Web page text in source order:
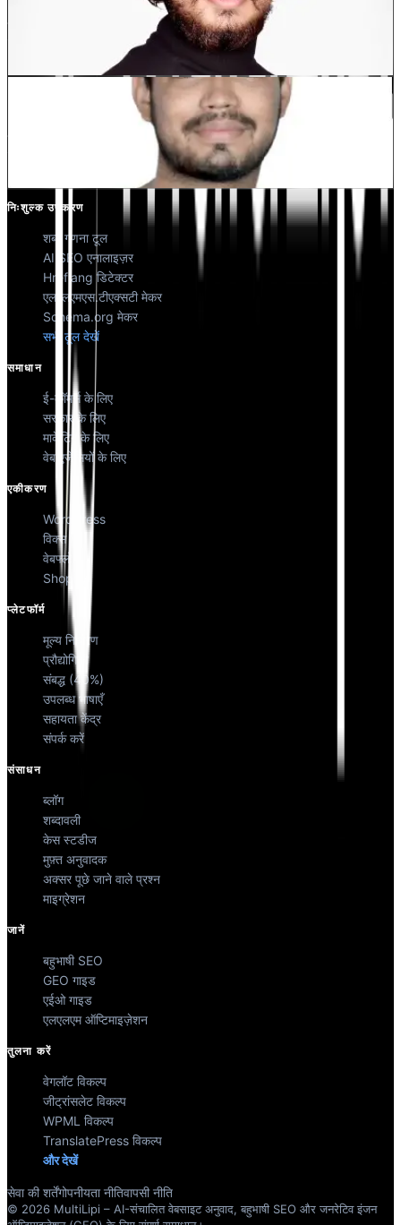
निःशुल्क उपकरण
शब्द गणना टूल
AI SEO एनालाइज़र
Hreflang डिटेक्टर
एलएलएमएस.टीएक्सटी मेकर
Schema.org मेकर
सभी टूल देखें
समाधान
ई-कॉमर्स के लिए
सरकार के लिए
मार्केटिंग के लिए
वेब एजेंसियों के लिए
एकीकरण
WordPress
विक्स
वेबफ्लो
Shopify
प्लेटफॉर्म
मूल्य निर्धारण
प्रौद्योगिकी
संबद्ध (40%)
उपलब्ध भाषाएँ
सहायता केंद्र
संपर्क करें
संसाधन
ब्लॉग
शब्दावली
केस स्टडीज
मुफ़्त अनुवादक
अक्सर पूछे जाने वाले प्रश्न
माइग्रेशन
जानें
बहुभाषी SEO
GEO गाइड
एईओ गाइड
एलएलएम ऑप्टिमाइज़ेशन
तुलना करें
वेगलॉट विकल्प
जीट्रांसलेट विकल्प
WPML विकल्प
TranslatePress विकल्प
और देखें
सेवा की शर्तेंगोपनीयता नीतिवापसी नीति
© 2026 MultiLipi – AI-संचालित वेबसाइट अनुवाद, बहुभाषी SEO और जनरेटिव इंजन